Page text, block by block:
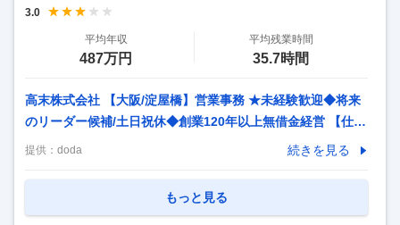
3.0
平均年収
487万円
平均残業時間
35.7時間
高末株式会社 【大阪/淀屋橋】営業事務 ★未経験歓迎◆将来
のリーダー候補/土日祝休◆創業120年以上無借金経営 【仕事
内容】 【大阪/淀屋橋】営業事務 ★未経験歓迎◆将来のリー
く営業事務 ★【安定企業】創業120年以上・黒字経営を続け
提供： doda 続きを見る
もっと見る